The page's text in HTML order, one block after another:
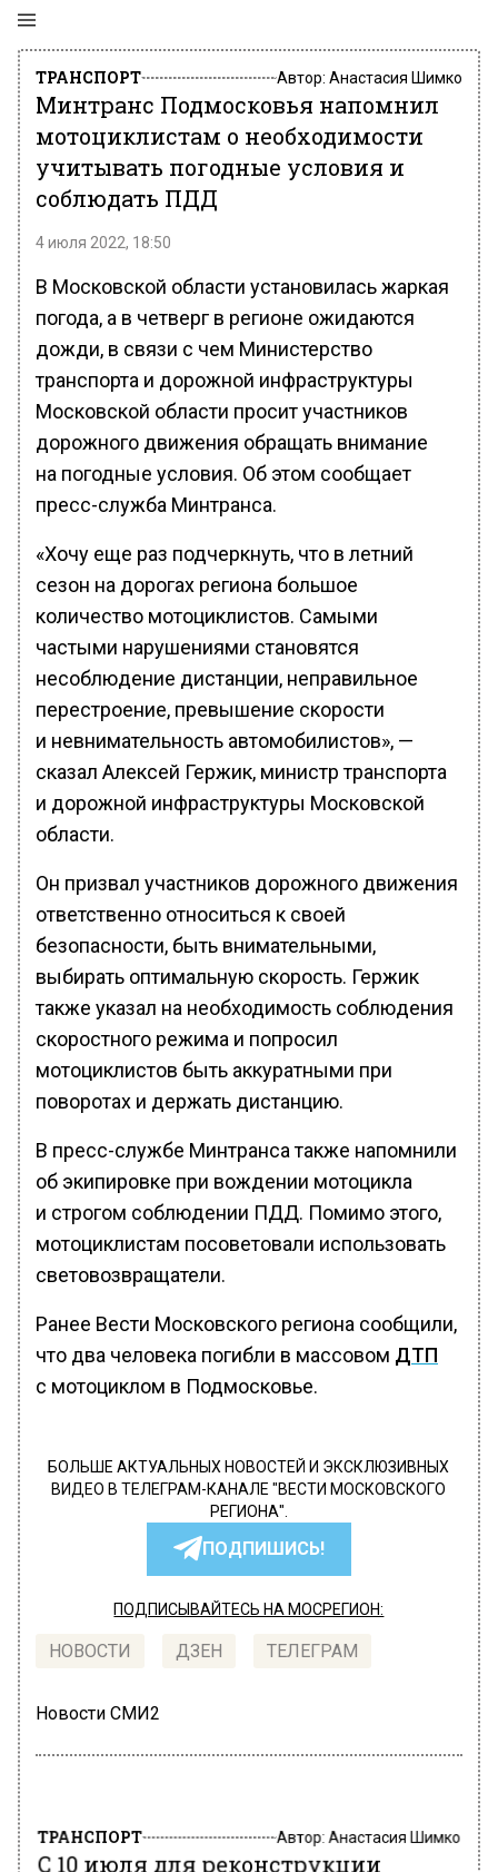
ТРАНСПОРТ Автор: Анастасия Шимко
Минтранс Подмосковья напомнил
мотоциклистам о необходимости
учитывать погодные условия и
соблюдать ПДД
4 июля 2022, 18:50
В Московской области установилась жаркая
погода, а в четверг в регионе ожидаются
дожди, в связи с чем Министерство
транспорта и дорожной инфраструктуры
Московской области просит участников
дорожного движения обращать внимание
на погодные условия. Об этом сообщает
пресс-служба Минтранса.
«Хочу еще раз подчеркнуть, что в летний
сезон на дорогах региона большое
количество мотоциклистов. Самыми
частыми нарушениями становятся
несоблюдение дистанции, неправильное
перестроение, превышение скорости
и невнимательность автомобилистов», —
сказал Алексей Гержик, министр транспорта
и дорожной инфраструктуры Московской
области.
Он призвал участников дорожного движения
ответственно относиться к своей
безопасности, быть внимательными,
выбирать оптимальную скорость. Гержик
также указал на необходимость соблюдения
скоростного режима и попросил
мотоциклистов быть аккуратными при
поворотах и держать дистанцию.
В пресс-службе Минтранса также напомнили
об экипировке при вождении мотоцикла
и строгом соблюдении ПДД. Помимо этого,
мотоциклистам посоветовали использовать
световозвращатели.
Ранее Вести Московского региона сообщили,
что два человека погибли в массовом ДТП
с мотоциклом в Подмосковье.
БОЛЬШЕ АКТУАЛЬНЫХ НОВОСТЕЙ И ЭКСКЛЮЗИВНЫХ
ВИДЕО В ТЕЛЕГРАМ-КАНАЛЕ "ВЕСТИ МОСКОВСКОГО
РЕГИОНА".
ПОДПИШИСЬ!
ПОДПИСЫВАЙТЕСЬ НА МОСРЕГИОН:
НОВОСТИ ДЗЕН ТЕЛЕГРАМ
Новости СМИ2
ТРАНСПОРТ Автор: Анастасия Шимко
С 10 июля для реконструкции